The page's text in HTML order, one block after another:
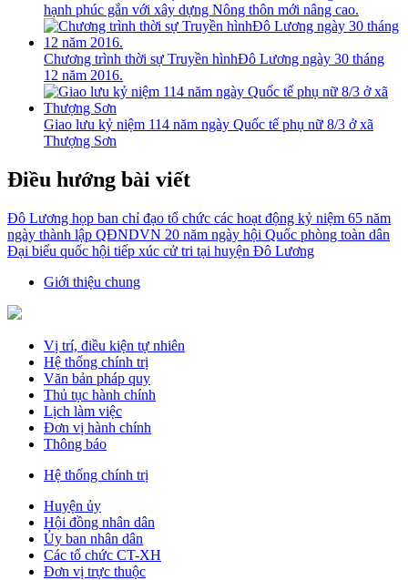
hạnh phúc gắn với xây dựng Nông thôn mới nâng cao.
Chương trình thời sự Truyền hìnhĐô Lương ngày 30 tháng
12 năm 2016.
Giao lưu kỷ niệm 114 năm ngày Quốc tế phụ nữ 8/3 ở xã
Thượng Sơn
Điều hướng bài viết
Đô Lương họp ban chỉ đạo tổ chức các hoạt động kỷ niệm 65 năm
ngày thành lập QĐNDVN 20 năm ngày hội Quốc phòng toàn dân
Đại biểu quốc hội tiếp xúc cử tri tại huyện Đô Lương
Giới thiệu chung
Vị trí, điều kiện tự nhiên
Hệ thống chính trị
Văn bản pháp quy
Thủ tục hành chính
Lịch làm việc
Đơn vị hành chính
Thông báo
Hệ thống chính trị
Huyện ủy
Hội đồng nhân dân
Ủy ban nhân dân
Các tổ chức CT-XH
Đơn vị trực thuộc